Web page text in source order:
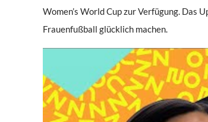
Women’s World Cup zur Verfügung. Das
Frauenfußball glücklich machen.